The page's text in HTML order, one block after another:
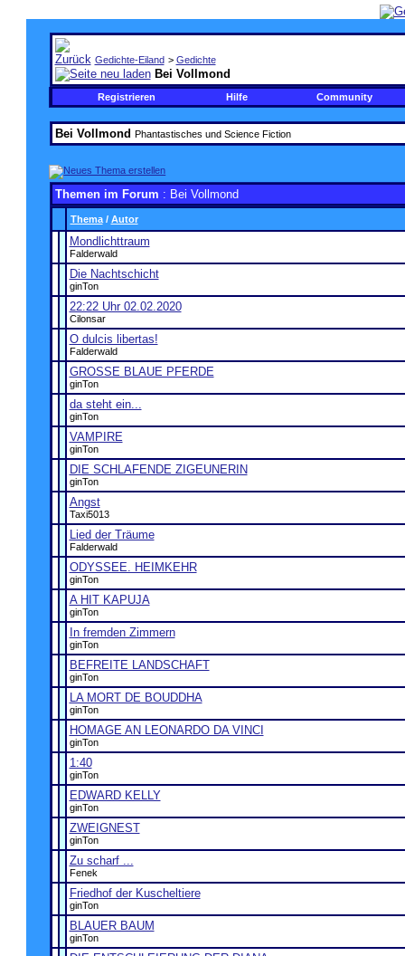
Gedichte-Eiland > Gedichte
Bei Vollmond
Registrieren Hilfe Community
Bei Vollmond Phantastisches und Science Fiction
Themen im Forum : Bei Vollmond
Thema/ Autor
Mondlichttraum
Falderwald
Die Nachtschicht
ginTon
22:22 Uhr 02.02.2020
Cilonsar
O dulcis libertas!
Falderwald
GROSSE BLAUE PFERDE
ginTon
da steht ein...
ginTon
VAMPIRE
ginTon
DIE SCHLAFENDE ZIGEUNERIN
ginTon
Angst
Taxi5013
Lied der Träume
Falderwald
ODYSSEE. HEIMKEHR
ginTon
A HIT KAPUJA
ginTon
In fremden Zimmern
ginTon
BEFREITE LANDSCHAFT
ginTon
LA MORT DE BOUDDHA
ginTon
HOMAGE AN LEONARDO DA VINCI
ginTon
1:40
ginTon
EDWARD KELLY
ginTon
ZWEIGNEST
ginTon
Zu scharf ...
Fenek
Friedhof der Kuscheltiere
ginTon
BLAUER BAUM
ginTon